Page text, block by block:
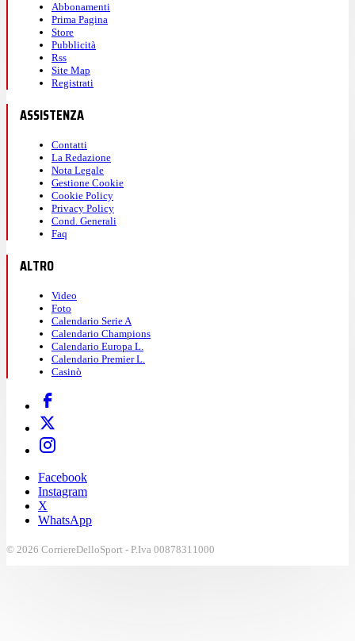
Abbonamenti
Prima Pagina
Store
Pubblicità
Rss
Site Map
Registrati
ASSISTENZA
Contatti
La Redazione
Nota Legale
Gestione Cookie
Cookie Policy
Privacy Policy
Cond. Generali
Faq
ALTRO
Video
Foto
Calendario Serie A
Calendario Champions
Calendario Europa L.
Calendario Premier L.
Casinò
Facebook
Instagram
X
WhatsApp
© 2026 CorriereDelloSport - P.Iva 00878311000